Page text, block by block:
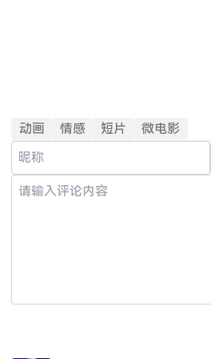
动画 情感 短片 微电影